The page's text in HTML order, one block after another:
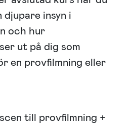
insyn i
och hur
ut på dig som
en provfilmning eller
till provfilmning +